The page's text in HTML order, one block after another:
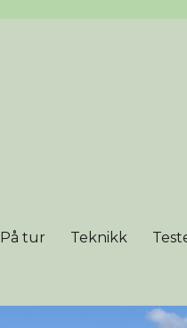
På tur Teknikk